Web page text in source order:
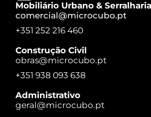
Mobiliário Urbano &
comercial@microcubo.pt
+351 252 216 460
Construção Civil
obras@microcubo.pt
+351 938 093 638
Administrativo
geral@microcubo.pt